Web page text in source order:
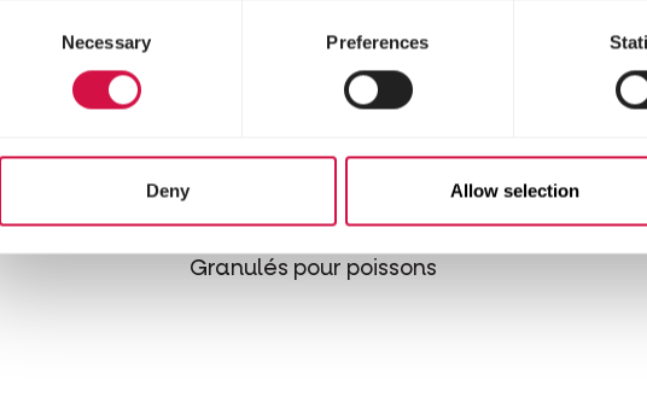
Necessary Preferences
Deny Allow selection
Allround
Granulés pour poissons